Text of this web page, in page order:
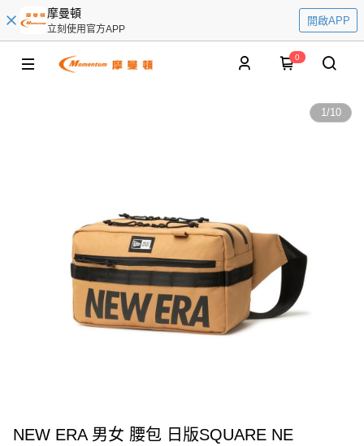
摩曼頓
立刻使用官方APP
開啟APP
0
1/10
NEW ERA 男女 腰包 日版SQUARE NE